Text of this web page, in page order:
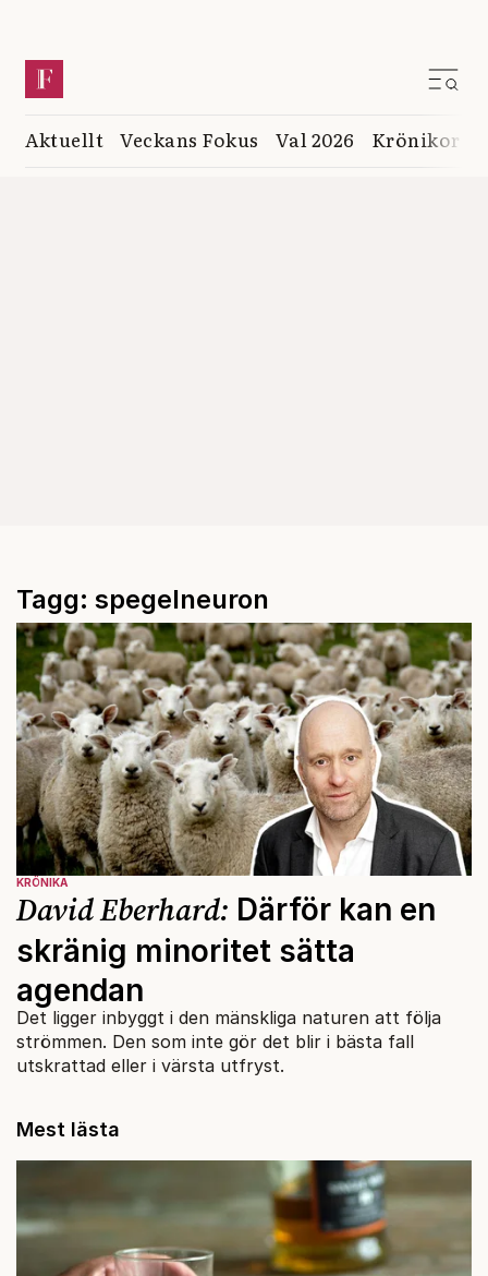
Aktuellt Veckans Fokus Val 2026 Krönikor
Tagg: spegelneuron
KRÖNIKA
David Eberhard: Därför kan en
skränig minoritet sätta
agendan
Det ligger inbyggt i den mänskliga naturen att följa
strömmen. Den som inte gör det blir i bästa fall
utskrattad eller i värsta utfryst.
Mest lästa